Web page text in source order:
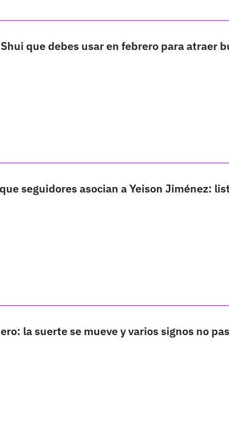
que debes usar en febrero para atraer
seguidores asocian a Yeison Jiménez:
la suerte se mueve y varios signos no